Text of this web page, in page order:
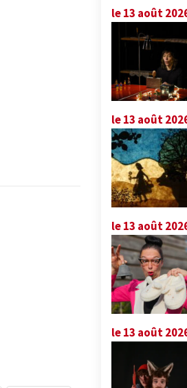
le 13 août
le 13 août
le 13 août
le 13 août